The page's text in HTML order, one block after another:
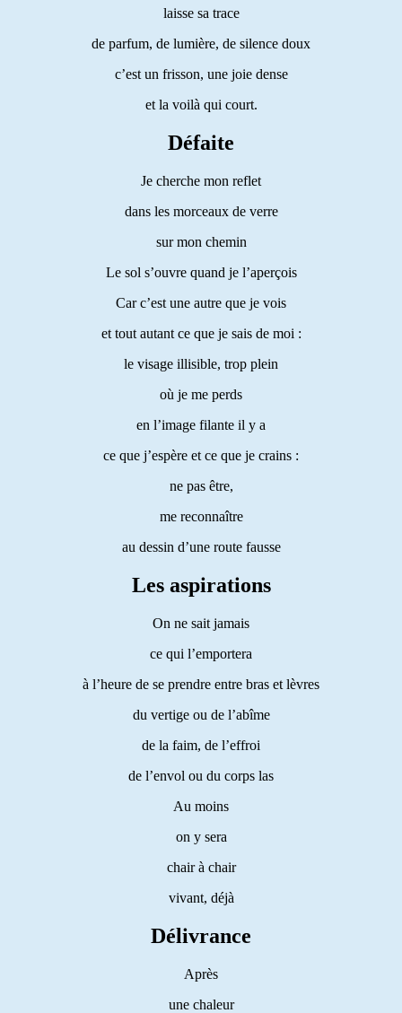
laisse sa trace
de parfum, de lumière, de silence doux
c’est un frisson, une joie dense
et la voilà qui court.
Défaite
Je cherche mon reflet
dans les morceaux de verre
sur mon chemin
Le sol s’ouvre quand je l’aperçois
Car c’est une autre que je vois
et tout autant ce que je sais de moi :
le visage illisible, trop plein
où je me perds
en l’image filante il y a
ce que j’espère et ce que je crains :
ne pas être,
me reconnaître
au dessin d’une route fausse
Les aspirations
On ne sait jamais
ce qui l’emportera
à l’heure de se prendre entre bras et lèvres
du vertige ou de l’abîme
de la faim, de l’effroi
de l’envol ou du corps las
Au moins
on y sera
chair à chair
vivant, déjà
Délivrance
Après
une chaleur